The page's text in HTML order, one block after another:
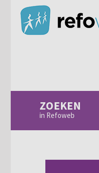
ZOEKEN
in Refoweb